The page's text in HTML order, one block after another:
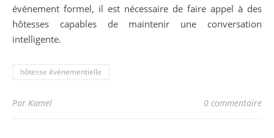
événement formel, il est nécessaire de faire appel à des
hôtesses capables de maintenir une conversation
intelligente.
hôtesse événementielle
Par Kamel 0 commentaire